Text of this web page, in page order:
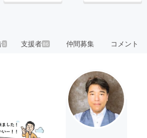
3 支援者86 仲間募集 コメント